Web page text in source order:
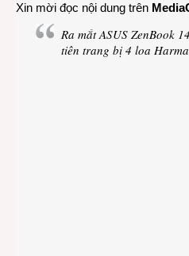
Xin mời đọc nội dung trên
Ra mắt ASUS ZenBook
tiên trang bị 4 loa